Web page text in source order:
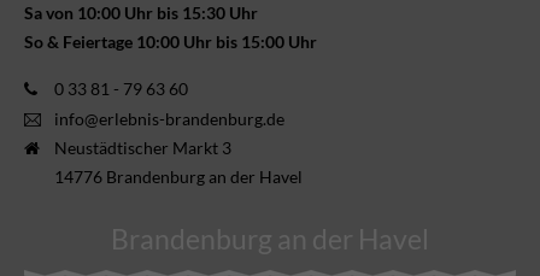
Sa von 10:00 Uhr bis 15:30 Uhr
So & Feiertage 10:00 Uhr bis 15:00 Uhr
0 33 81 - 79 63 60
info@erlebnis-brandenburg.de
Neustädtischer Markt 3
14776 Brandenburg an der Havel
Brandenburg an der Havel